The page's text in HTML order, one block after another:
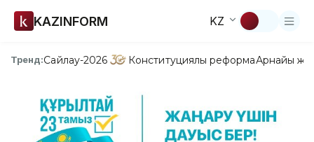
KAZINFORM KZ
Тренд:Сайлау-2026 Конституциялық реформаАрнайы